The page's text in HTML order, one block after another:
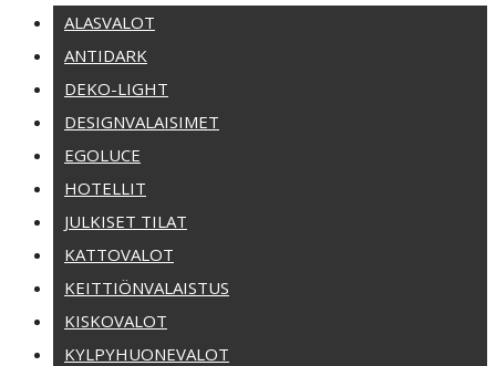
ALASVALOT
ANTIDARK
DEKO-LIGHT
DESIGNVALAISIMET
EGOLUCE
HOTELLIT
JULKISET TILAT
KATTOVALOT
KEITTIÖNVALAISTUS
KISKOVALOT
KYLPYHUONEVALOT